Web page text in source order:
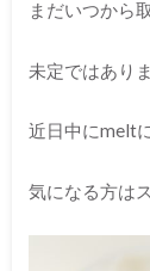
まだいつから
未定ではあり
近日中にmelt
気になる方は